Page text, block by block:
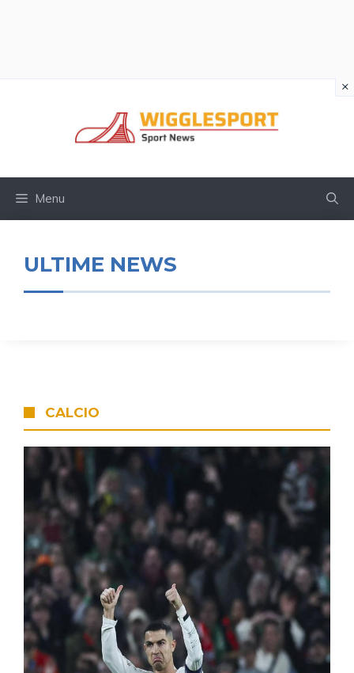
Menu
ULTIME NEWS
CALCIO
×